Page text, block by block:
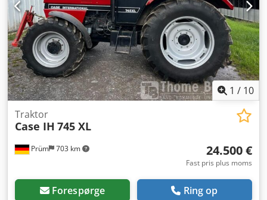
1 / 10
Prüm 703 km
Traktor
Case IH 745 XL
24.500 €
Fast pris plus moms
Forespørge Ring op